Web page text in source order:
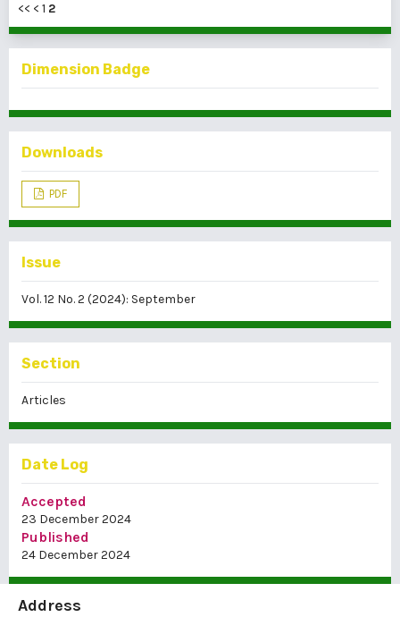
<< < 1 2
Dimension Badge
Downloads
PDF
Issue
Vol. 12 No. 2 (2024): September
Section
Articles
Date Log
Accepted
23 December 2024
Published
24 December 2024
Address